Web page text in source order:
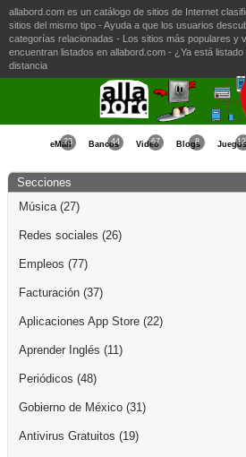
allabord.com es un catálogo de sitios de Internet
sitios del mismo tipo - Ayuda a que los usuarios
categorías relacionadas - Los sitios más populares y
encuentran listados en allabord.com - ¿Ya está
distancia
eMail
23 Bancos
44 Video
67 Blogs
8 Juegos
Secciones
Música(27)
Redes sociales (26)
Empleos (77)
Facturación (37)
Aplicaciones App Store (22)
Aprender Inglés (11)
Periódicos (48)
Gobierno de México (31)
Antivirus Gratuitos (19)